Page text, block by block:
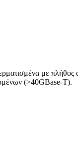
με
(>40GBase-T).